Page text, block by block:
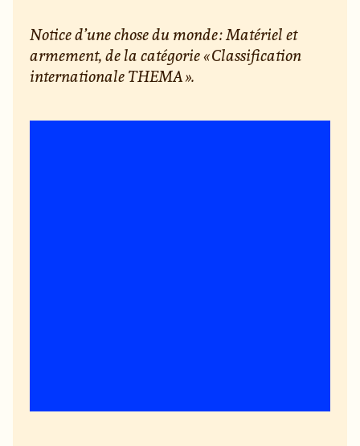
Notice d’une chose du monde : Matériel et
armement, de la catégorie « Classification
internationale THEMA ».